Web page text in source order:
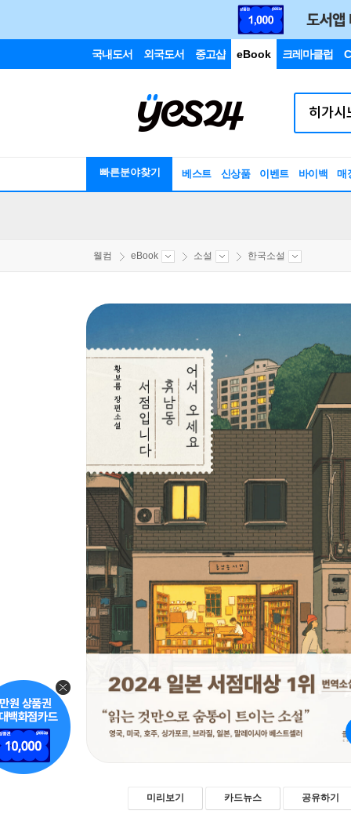
국내도서 외국도서 중고샵 eBook 크레마클럽
빠른분야찾기 베스트 신상품 이벤트 바이백 매
웰컴 eBook 소설 한국소설
미리보기 카드뉴스 공유하기